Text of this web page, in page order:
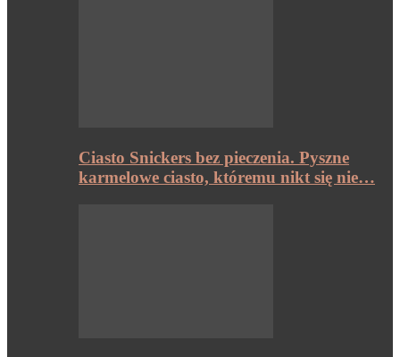
Ciasto Snickers bez pieczenia. Pyszne
karmelowe ciasto, któremu nikt się nie…